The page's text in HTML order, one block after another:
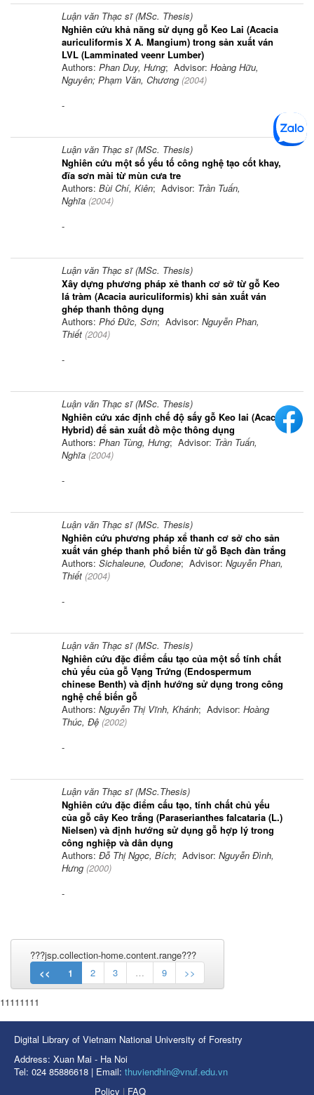
Luận văn Thạc sĩ (MSc. Thesis)
Nghiên cứu khả năng sử dụng gỗ Keo Lai (Acacia
auriculiformis X A. Mangium) trong sản xuất ván
LVL (Lamminated veenr Lumber)
Authors: Phan Duy, Hưng; Advisor: Hoàng Hữu,
Nguyên; Phạm Văn, Chương (2004)
-
Luận văn Thạc sĩ (MSc. Thesis)
Nghiên cứu một số yếu tố công nghệ tạo cốt khay,
đĩa sơn mài từ mùn cưa tre
Authors: Bùi Chí, Kiên; Advisor: Trần Tuấn,
Nghĩa (2004)
-
Luận văn Thạc sĩ (MSc. Thesis)
Xây dựng phương pháp xẻ thanh cơ sở từ gỗ Keo
lá tràm (Acacia auriculiformis) khi sản xuất ván
ghép thanh thông dụng
Authors: Phó Đức, Sơn; Advisor: Nguyễn Phan,
Thiết (2004)
-
Luận văn Thạc sĩ (MSc. Thesis)
Nghiên cứu xác định chế độ sấy gỗ Keo lai (Acacia
Hybrid) để sản xuất đồ mộc thông dụng
Authors: Phan Tùng, Hưng; Advisor: Trần Tuấn,
Nghĩa (2004)
-
Luận văn Thạc sĩ (MSc. Thesis)
Nghiên cứu phương pháp xể thanh cơ sở cho sản
xuất ván ghép thanh phổ biến từ gỗ Bạch đàn trắng
Authors: Sichaleune, Ouđone; Advisor: Nguyễn Phan,
Thiết (2004)
-
Luận văn Thạc sĩ (MSc. Thesis)
Nghiên cứu đặc điểm cấu tạo của một số tính chất
chủ yếu của gỗ Vạng Trứng (Endospermum
chinese Benth) và định hướng sử dụng trong công
nghệ chế biến gỗ
Authors: Nguyễn Thị Vĩnh, Khánh; Advisor: Hoàng
Thúc, Đệ (2002)
-
Luận văn Thạc sĩ (MSc.Thesis)
Nghiên cứu đặc điểm cấu tạo, tính chất chủ yếu
của gỗ cây Keo trắng (Paraserianthes falcataria (L.)
Nielsen) và định hướng sử dụng gỗ hợp lý trong
công nghiệp và dân dụng
Authors: Đỗ Thị Ngọc, Bích; Advisor: Nguyễn Đình,
Hưng (2000)
-
???jsp.collection-home.content.range???
<<
1 2 3 … 9 >>
11111111
Digital Library of Vietnam National University of Forestry
Address: Xuan Mai - Ha Noi
Tel: 024 85886618 | Email: thuviendhln@vnuf.edu.vn
Policy | FAQ